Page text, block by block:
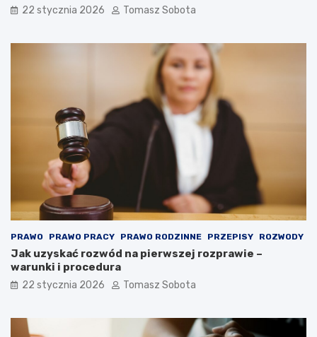
22 stycznia 2026 Tomasz Sobota
PRAWO PRAWO PRACY PRAWO RODZINNE PRZEPISY ROZWODY
Jak uzyskać rozwód na pierwszej rozprawie –
warunki i procedura
22 stycznia 2026 Tomasz Sobota